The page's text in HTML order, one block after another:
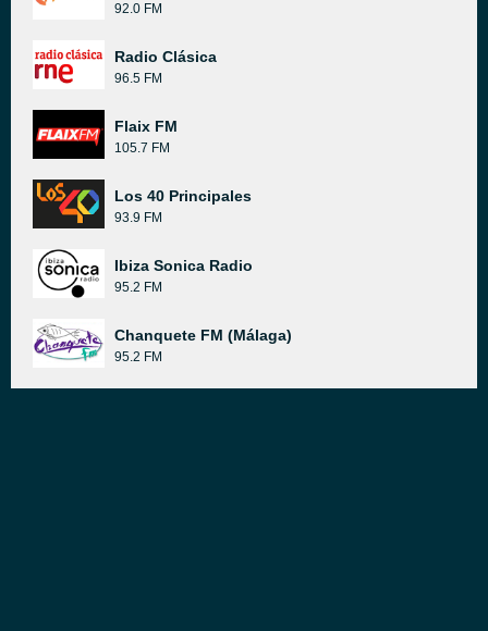
92.0 FM
Radio Clásica
96.5 FM
Flaix FM
105.7 FM
Los 40 Principales
93.9 FM
Ibiza Sonica Radio
95.2 FM
Chanquete FM (Málaga)
95.2 FM